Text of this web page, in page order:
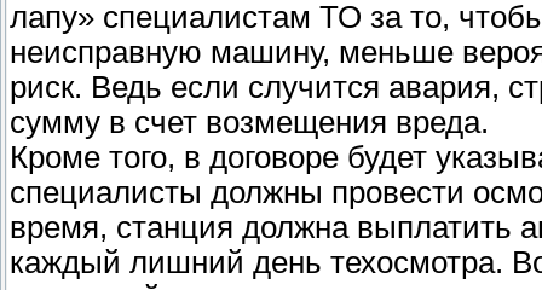
лапу» специалистам ТО за то,
неисправную машину, меньше
риск. Ведь если случится авария,
сумму в счет возмещения вреда.
Кроме того, в договоре будет
специалисты должны провести
время, станция должна выплатить
каждый лишний день техосмотра.